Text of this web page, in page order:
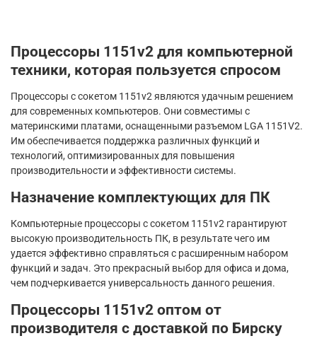
Процессоры 1151v2 для компьютерной
техники, которая пользуется спросом
Процессоры с сокетом 1151v2 являются удачным решением
для современных компьютеров. Они совместимы с
материнскими платами, оснащенными разъемом LGA 1151V2.
Им обеспечивается поддержка различных функций и
технологий, оптимизированных для повышения
производительности и эффективности системы.
Назначение комплектующих для ПК
Компьютерные процессоры с сокетом 1151v2 гарантируют
высокую производительность ПК, в результате чего им
удается эффективно справляться с расширенным набором
функций и задач. Это прекрасный выбор для офиса и дома,
чем подчеркивается универсальность данного решения.
Процессоры 1151v2 оптом от
производителя с доставкой по Бирску